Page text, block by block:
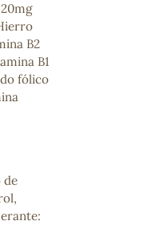
B2
B1
fólico
de